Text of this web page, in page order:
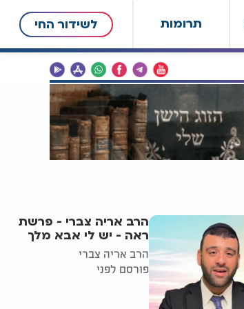
תרומות לשידור החי
הרב אריה צברי - פרשת
ראה - יש לי אבא מלך
הרב אריה צברי
פורסם לפני